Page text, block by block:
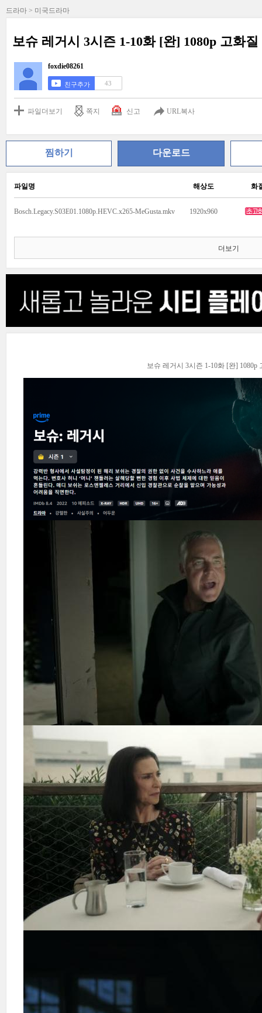
드라마 > 미국드라마
보슈 레거시 3시즌 1-10화 [완] 1080p 고화
foxdie08261
친구추가 43
파일더보기 쪽지 신고 URL복사
찜하기 다운로드
파일명 해상도 화
Bosch.Legacy.S03E01.1080p.HEVC.x265-MeGusta.mkv 1920x960
더보기
보슈 레거시 3시즌 1-10화 [완] 1080p